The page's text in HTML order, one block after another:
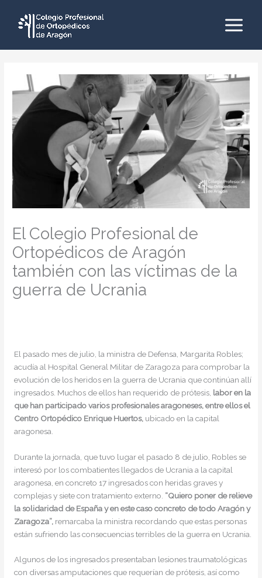
contenido
Main
El Colegio Profesional de
Ortopédicos de Aragón
también con las víctimas de la
guerra de Ucrania
El pasado mes de julio, la ministra de Defensa, Margarita Robles;
acudía al Hospital General Militar de Zaragoza para comprobar la
evolución de los heridos en la guerra de Ucrania que continúan allí
ingresados. Muchos de ellos han requerido de prótesis, labor en la
que han participado varios profesionales aragoneses, entre ellos el
Centro Ortopédico Enrique Huertos, ubicado en la capital
aragonesa.
Durante la jornada, que tuvo lugar el pasado 8 de julio, Robles se
interesó por los combatientes llegados de Ucrania a la capital
aragonesa, en concreto 17 ingresados con heridas graves y
complejas y siete con tratamiento externo. “Quiero poner de relieve
la solidaridad de España y en este caso concreto de todo Aragón y
Zaragoza”, remarcaba la ministra recordando que estas personas
están sufriendo las consecuencias terribles de la guerra en Ucrania.
Algunos de los ingresados presentaban lesiones traumatológicas
con diversas amputaciones que requerían de prótesis, así como